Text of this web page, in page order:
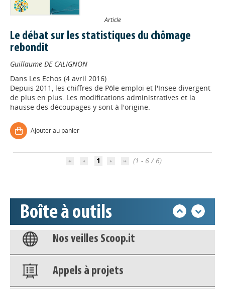
Article
Le débat sur les statistiques du chômage
rebondit
Guillaume DE CALIGNON
Dans Les Echos (4 avril 2016)
Depuis 2011, les chiffres de Pôle emploi et l'Insee divergent
de plus en plus. Les modifications administratives et la
hausse des découpages y sont à l'origine.
Ajouter au panier
1 (1 - 6 / 6)
Boîte à outils
Appels à projets
Accéder à son compte - (Se
déconnecter)
Base documentaire
Nos veilles Scoop.it
Appels à projets